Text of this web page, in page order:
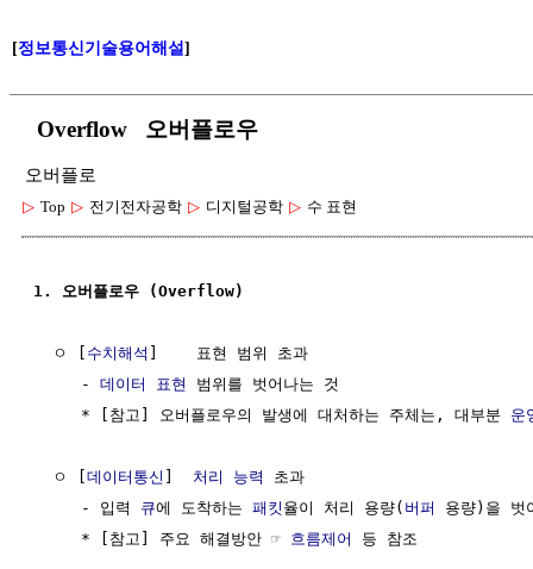
[정보통신기술용어해설]
Overflow 오버플로우
오버플로
▷ Top ▷ 전기전자공학 ▷ 디지털공학 ▷ 수 표현
1. 오버플로우 (Overflow)
  ㅇ [
수치해석 ]    표현 범위 초과
     -
데이터 표현
범위를 벗어나는 것
     * [참고] 오버플로우의 발생에 대처하는 주체는, 대부분
운
  ㅇ [
데이터통신 ] 처리 능력
초과
     - 입력
큐에 도착하는 패킷 율이 처리 용량( 버퍼
용량)을 벗
     * [참고] 주요 해결방안 ☞
흐름제어 등 참조